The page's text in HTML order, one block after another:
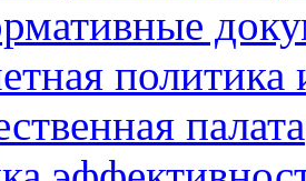
политика
палата